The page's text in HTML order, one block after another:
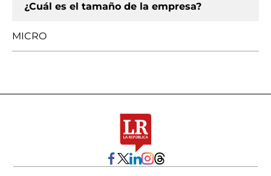
¿Cuál es el tamaño de la empresa?
MICRO